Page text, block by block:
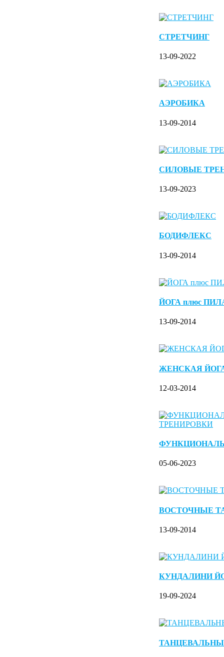
СТРЕТЧИНГ
13-09-2022
АЭРОБИКА
13-09-2014
СИЛОВЫЕ
13-09-2023
БОДИФЛЕКС
13-09-2014
ЙОГА плюс
13-09-2014
ЖЕНСКАЯ
12-03-2014
05-06-2023
ВОСТОЧНЫЕ
13-09-2014
КУНДАЛИНИ
19-09-2024